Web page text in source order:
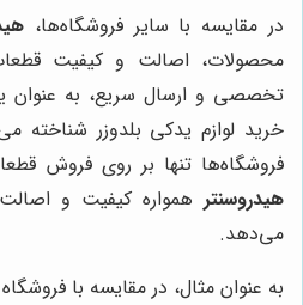
در مقایسه با سایر فروشگاه‌ها،
محصولات، اصالت و کیفیت
تخصصی و ارسال سریع، به عنوان
خرید لوازم یدکی بلدوزر شناخته
فروشگاه‌ها تنها بر روی فروش
هیدروسنتر همواره کیفیت و
می‌دهد.
به عنوان مثال، در مقایسه با